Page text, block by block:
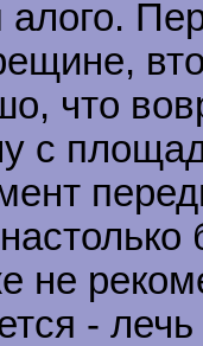
алого.
что
с
не
-